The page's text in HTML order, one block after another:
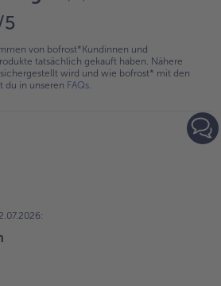
von bofrost*Kundinnen und
tatsächlich gekauft haben. Nähere
wird und wie bofrost* mit den
du in unseren FAQs